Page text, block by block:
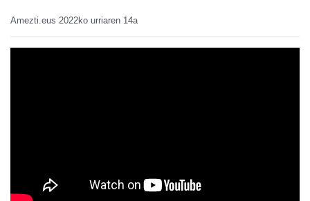
Amezti.eus 2022ko urriaren 14a